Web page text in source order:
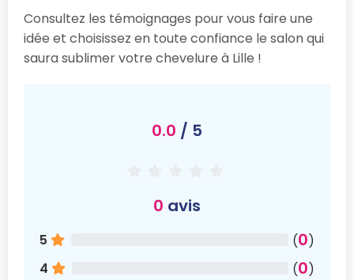
Consultez les témoignages pour vous faire une
idée et choisissez en toute confiance le salon qui
saura sublimer votre chevelure à Lille !
0.0 / 5
0 avis
5 (0)
4
(0)